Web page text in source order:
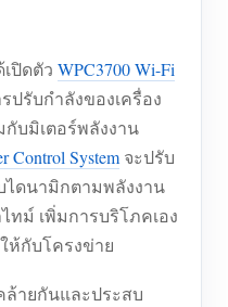
ปิดตัว WPC3700 Wi-Fi
ปรับกำลังของเครื่อง
กับมิเตอร์พลังงาน
Control System จะปรับ
ไดนามิกตามพลังงาน
ทม์ เพิ่มการบริโภคเอง
ห้กับโครงข่าย
ายกันและประสบ